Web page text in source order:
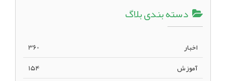
دسته بندی بلاگ
اخبار
360
آموزش
154